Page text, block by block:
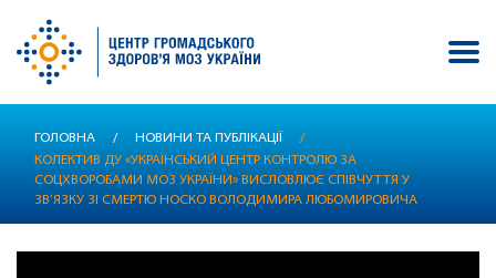
вмісту
ГОЛОВНА / НОВИНИ ТА ПУБЛІКАЦІЇ
/
КОЛЕКТИВ ДУ «УКРАЇНСЬКИЙ ЦЕНТР КОНТРОЛЮ ЗА
СОЦХВОРОБАМИ МОЗ УКРАЇНИ» ВИСЛОВЛЮЄ СПІВЧУТТЯ У
ЗВ’ЯЗКУ ЗІ СМЕРТЮ НОСКО ВОЛОДИМИРА ЛЮБОМИРОВИЧА